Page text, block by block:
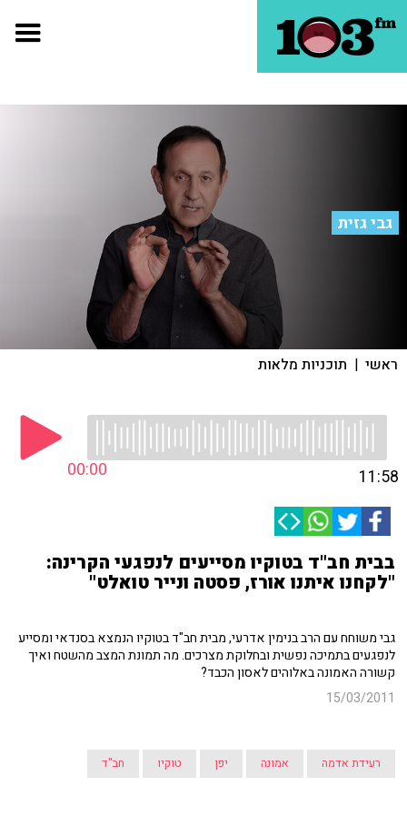
גבי גזית
ראשי | תוכניות מלאות
00:00 11:58
בבית חב"ד בטוקיו מסייעים לנפגעי הקרינה:
"לקחנו איתנו אורז, פסטה ונייר טואלט"
גבי משוחח עם הרב בנימין אדרעי, מבית חב"ד בטוקיו הנמצא בסנדאי ומסייע
לנפגעים בתמיכה נפשית ובחלוקת מצרכים. מה תמונת המצב מהשטח ואיך
קשורה האמונה באלוהים לאסון הכבד?
15/03/2011
רעידת אדמה אמונה יפן טוקיו חב"ד